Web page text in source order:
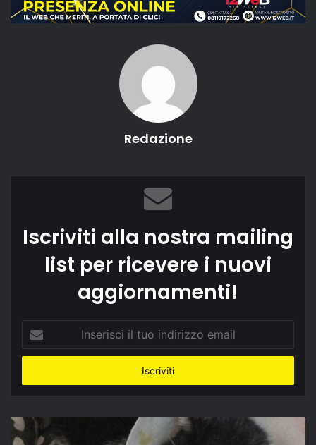
Redazione
Iscriviti alla nostra mailing
list per ricevere i nuovi
aggiornamenti!
tuo
email